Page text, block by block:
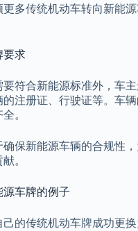
更多传统机动车转向新能
要求
要符合新能源标准外，车
的注册证、行驶证等。车
。
保新能源车辆的合规性
。
车牌的例子
己的传统机动车牌成功更